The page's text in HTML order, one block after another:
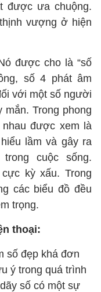
được ưa chuộng.
vượng ở hiện
được cho là “số
số 4 phát âm
với một số người
Trong phong
được xem là
lầm và gây ra
cuộc sống.
kỳ xấu. Trong
các biểu đồ đều
trọng.
thoại:
số đẹp khá đơn
ý trong quá trình
số có một sự